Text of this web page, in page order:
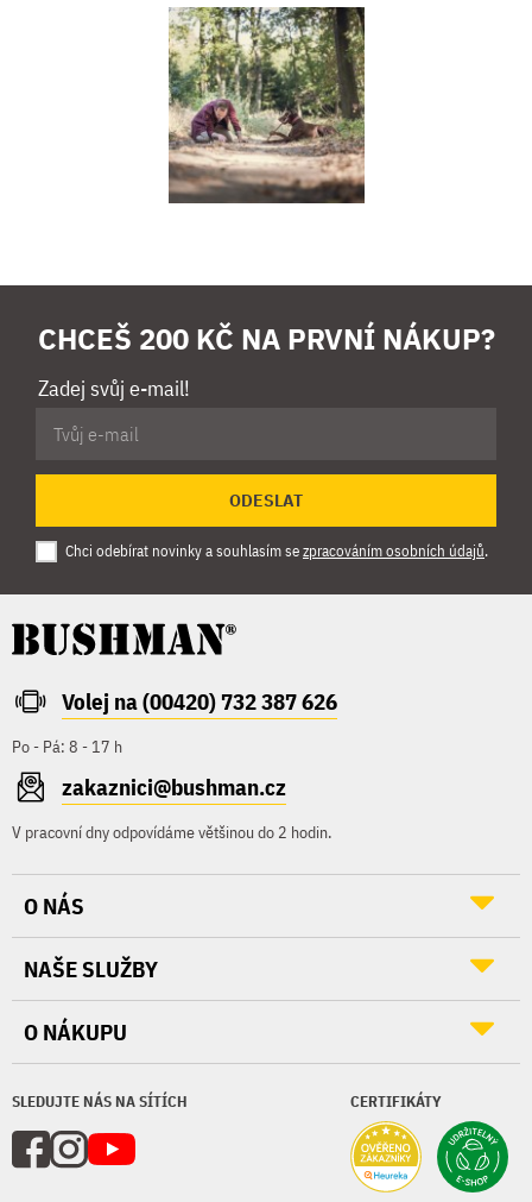
CHCEŠ 200 KČ NA PRVNÍ NÁKUP?
Zadej svůj e-mail!
ODESLAT
Chci odebírat novinky a souhlasím sezpracováním osobních údajů.
Volej na (00420) 732 387 626
Po - Pá: 8 - 17 h
zakaznici@bushman.cz
V pracovní dny odpovídáme většinou do 2 hodin.
SLEDUJTE NÁS NA SÍTÍCH CERTIFIKÁTY
O NÁS
NAŠE SLUŽBY
O NÁKUPU